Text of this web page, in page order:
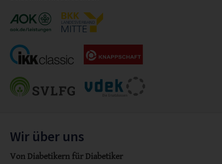
Wir über uns
Von Diabetikern für Diabetiker